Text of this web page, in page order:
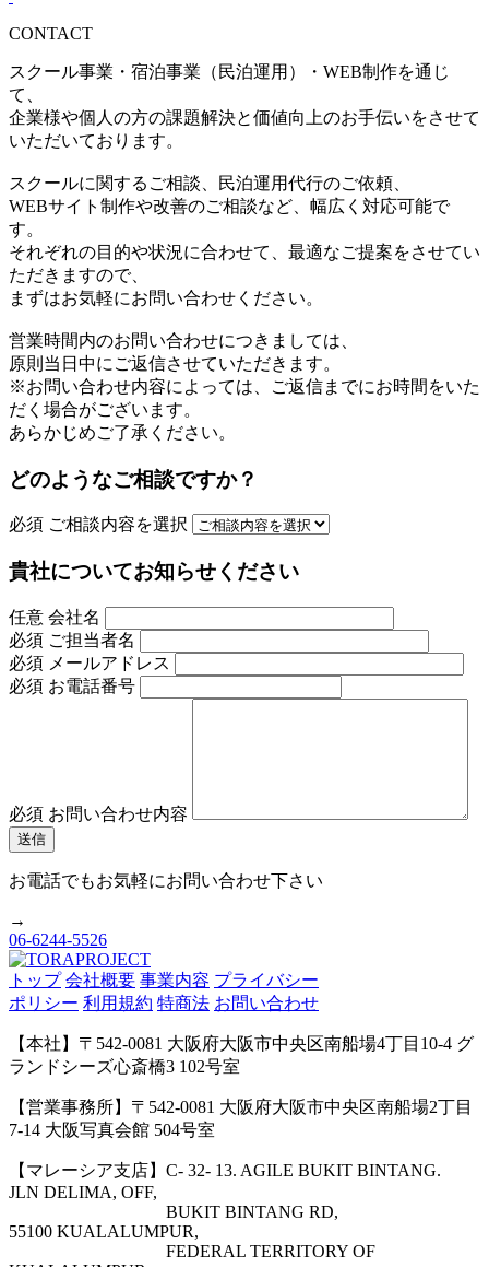
CONTACT
スクール事業・宿泊事業（民泊運用）・WEB制作を通じ
て、
企業様や個人の方の課題解決と価値向上のお手伝いをさせて
いただいております。
スクールに関するご相談、民泊運用代行のご依頼、
WEBサイト制作や改善のご相談など、幅広く対応可能で
す。
それぞれの目的や状況に合わせて、最適なご提案をさせてい
ただきますので、
まずはお気軽にお問い合わせください。
営業時間内のお問い合わせにつきましては、
原則当日中にご返信させていただきます。
※お問い合わせ内容によっては、ご返信までにお時間をいた
だく場合がございます。
あらかじめご了承ください。
どのようなご相談ですか？
必須 ご相談内容を選択
貴社についてお知らせください
任意 会社名
必須 ご担当者名
必須 メールアドレス
必須 お電話番号
必須 お問い合わせ内容
お電話でもお気軽にお問い合わせ下さい
→
06-6244-5526
トップ 会社概要 事業内容 プライバシー
ポリシー 利用規約 特商法 お問い合わせ
【本社】〒542-0081 大阪府大阪市中央区南船場4丁目10-4 グ
ランドシーズ心斎橋3 102号室
【営業事務所】〒542-0081 大阪府大阪市中央区南船場2丁目
7-14 大阪写真会館 504号室
【マレーシア支店】C- 32- 13. AGILE BUKIT BINTANG.
JLN DELIMA, OFF,
BUKIT BINTANG RD,
55100 KUALALUMPUR,
FEDERAL TERRITORY OF